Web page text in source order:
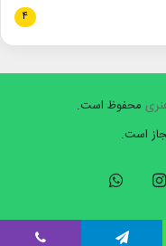
۴
محفوظ است.
است.
اینستاگرام
آپ